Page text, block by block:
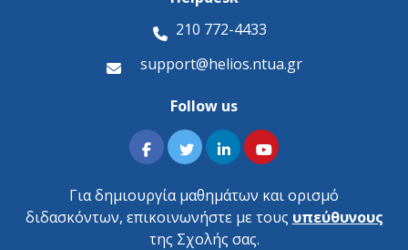
210 772-4433
support@helios.ntua.gr
Follow us
Για δημιουργία μαθημάτων και ορισμό
διδασκόντων, επικοινωνήστε με τους υπεύθυνους
της Σχολής σας.